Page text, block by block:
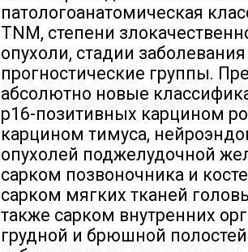
патологоанатомическая
TNM, степени
опухоли, стадии
прогностические группы.
абсолютно новые
p16-позитивных карцином
карцином тимуса,
опухолей поджелудочной
сарком позвоночника и
сарком мягких тканей
также сарком внутренних
грудной и брюшной